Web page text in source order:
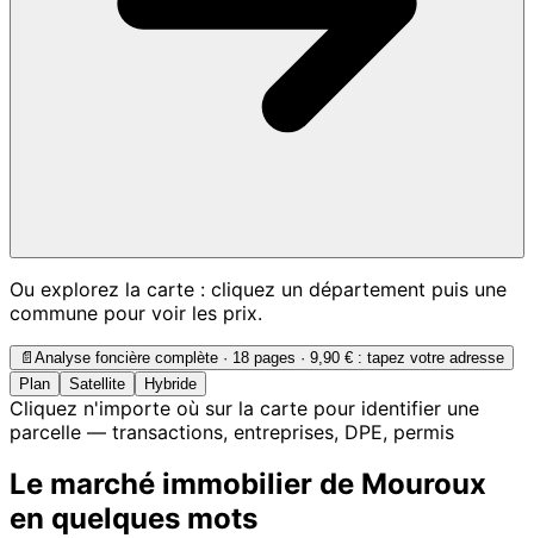
Ou explorez la carte : cliquez un département puis une
commune pour voir les prix.
📄 Analyse foncière complète · 18 pages · 9,90 € : tapez votre adresse
Plan
Satellite Hybride
Cliquez n'importe où sur la carte pour identifier une
parcelle — transactions, entreprises, DPE, permis
Le marché immobilier de Mouroux
en quelques mots